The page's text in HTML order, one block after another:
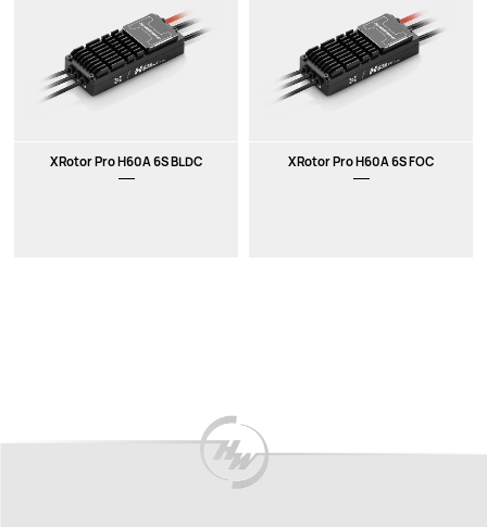
XRotor Pro H60A 6S BLDC XRotor Pro H60A 6S FOC